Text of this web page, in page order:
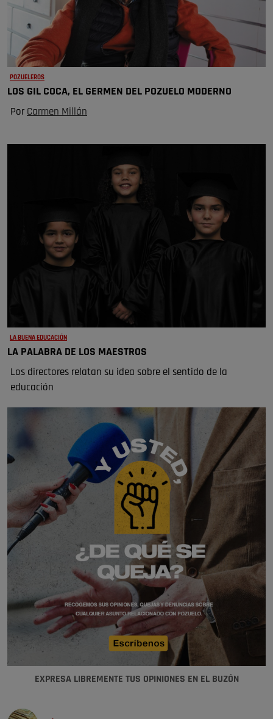
POZUELEROS
LOS GIL COCA, EL GERMEN DEL POZUELO MODERNO
Por Carmen Millán
LA BUENA EDUCACIÓN
LA PALABRA DE LOS MAESTROS
Los directores relatan su idea sobre el sentido de la
educación
EXPRESA LIBREMENTE TUS OPINIONES EN EL BUZÓN